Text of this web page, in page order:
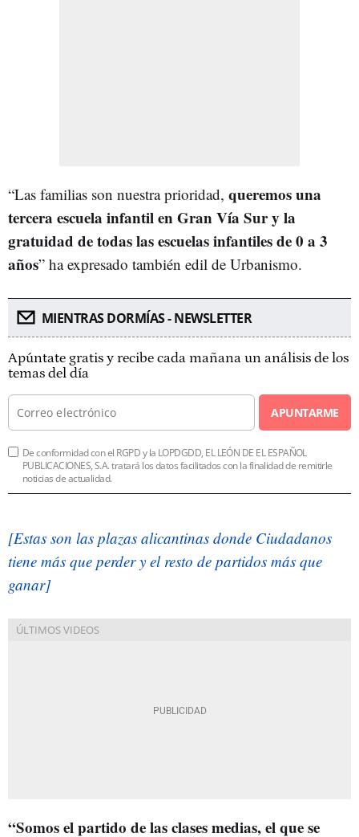
“Las familias son nuestra prioridad, queremos una
tercera escuela infantil en Gran Vía Sur y la
gratuidad de todas las escuelas infantiles de 0 a 3
años” ha expresado también edil de Urbanismo.
MIENTRAS DORMÍAS - NEWSLETTER
Apúntate gratis y recibe cada mañana un análisis de los
temas del día
APUNTARME
De conformidad con el RGPD y la LOPDGDD, EL LEÓN DE EL ESPAÑOL
PUBLICACIONES, S.A. tratará los datos facilitados con la finalidad de remitirle
noticias de actualidad.
[Estas son las plazas alicantinas donde Ciudadanos
tiene más que perder y el resto de partidos más que
ganar]
“Somos el partido de las clases medias, el que se